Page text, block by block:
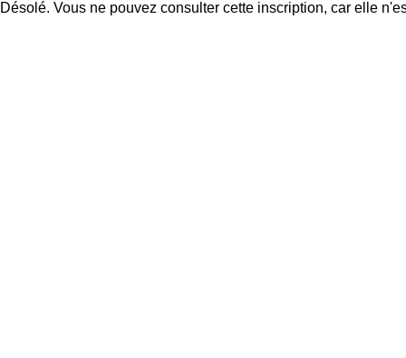
Désolé. Vous ne pouvez consulter cette inscription, car elle